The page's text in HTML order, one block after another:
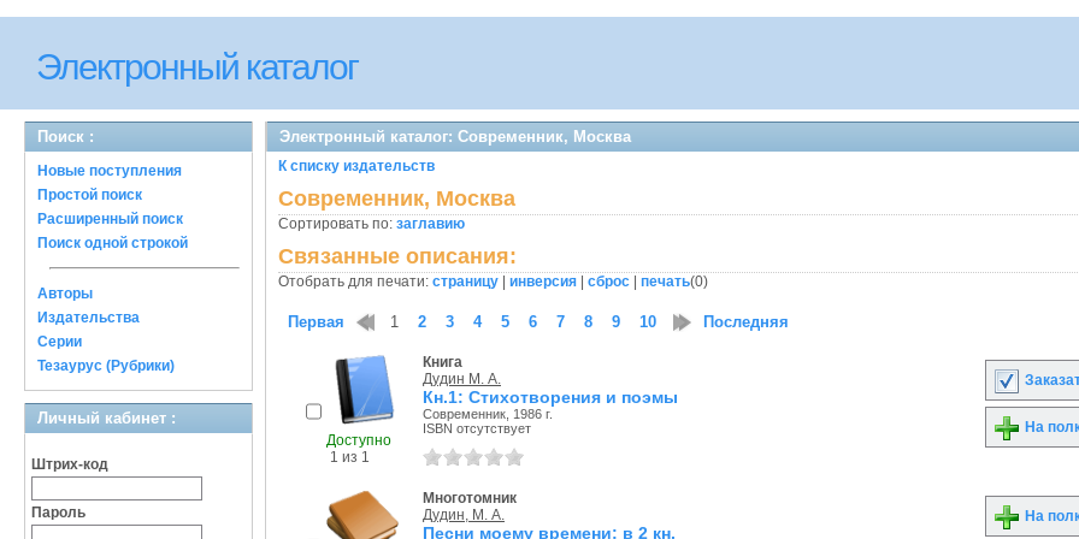
Электронный каталог
Поиск :
Новые поступления
Простой поиск
Расширенный поиск
Поиск одной строкой
Авторы
Издательства
Серии
Тезаурус (Рубрики)
Личный кабинет :
Штрих-код
Пароль
Электронный каталог: Современник, Москва
К списку издательств
Современник, Москва
Сортировать по: заглавию
Связанные описания:
Отобрать для печати: страницу инверсия сброс печать(0)
Первая 1 2 3 4 5 6 7 8 9 10 11 12 13 14
Последняя
Доступно
1 из 1
Книга
Дудин М. А.
Кн.1: Стихотворения и поэмы
Современник, 1986 г.
ISBN отсутствует
На
Многотомник
Дудин, М. А.
Песни моему времени: в 2 кн.
На